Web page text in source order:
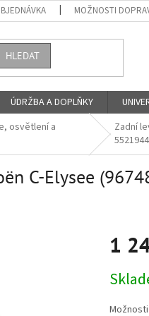
MOŽNOSTI
HLEDAT
ÚDRŽBA A DOPLŇKY
osvětlení a
Zadní
C-Elysee
1
cena: